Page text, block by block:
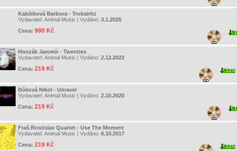
Kabátková Barbora - Trobairitz
Vydavatel: Animal Music | Vydáno: 3.1.2025
Cena: 980 Kč
Honzák Jaromír - Twenties
Vydavatel: Animal Music | Vydáno: 2.12.2022
Cena: 219 Kč 12%
Bóková Nikol - Unravel
Vydavatel: Animal Music | Vydáno: 2.10.2020
Cena: 219 Kč
Fraš Rostislav Quartet - Use The Moment
Vydavatel: Animal Music | Vydáno: 6.10.2017
Cena: 219 Kč 12%